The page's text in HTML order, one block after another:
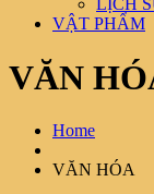
LỊCH
VẬT PHẨM
VĂN
Home
VĂN HÓA